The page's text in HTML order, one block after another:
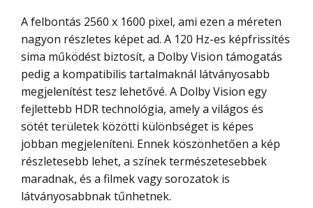
A felbontás 2560 x 1600 pixel, ami ezen a méreten
nagyon részletes képet ad. A 120 Hz-es képfrissítés
sima működést biztosít, a Dolby Vision támogatás
pedig a kompatibilis tartalmaknál látványosabb
megjelenítést tesz lehetővé. A Dolby Vision egy
fejlettebb HDR technológia, amely a világos és
sötét területek közötti különbséget is képes
jobban megjeleníteni. Ennek köszönhetően a kép
részletesebb lehet, a színek természetesebbek
maradnak, és a filmek vagy sorozatok is
látványosabbnak tűnhetnek.